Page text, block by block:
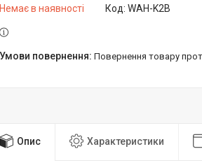
Немає в наявності Код: WAH-K2B
повернення товару
Опис Характеристики